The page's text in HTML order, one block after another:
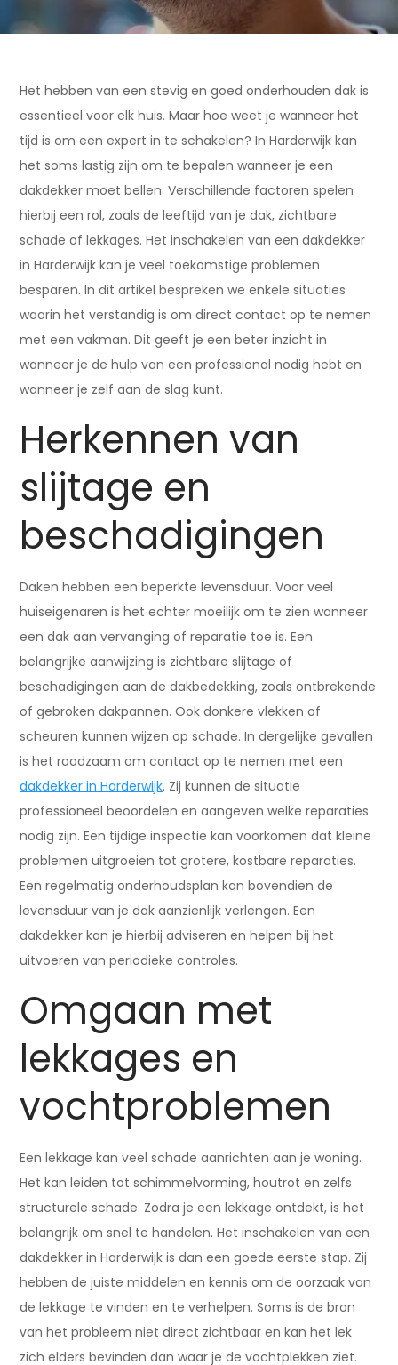
Het hebben van een stevig en goed onderhouden dak is
essentieel voor elk huis. Maar hoe weet je wanneer het
tijd is om een expert in te schakelen? In Harderwijk kan
het soms lastig zijn om te bepalen wanneer je een
dakdekker moet bellen. Verschillende factoren spelen
hierbij een rol, zoals de leeftijd van je dak, zichtbare
schade of lekkages. Het inschakelen van een dakdekker
in Harderwijk kan je veel toekomstige problemen
besparen. In dit artikel bespreken we enkele situaties
waarin het verstandig is om direct contact op te nemen
met een vakman. Dit geeft je een beter inzicht in
wanneer je de hulp van een professional nodig hebt en
wanneer je zelf aan de slag kunt.
Herkennen van
slijtage en
beschadigingen
Daken hebben een beperkte levensduur. Voor veel
huiseigenaren is het echter moeilijk om te zien wanneer
een dak aan vervanging of reparatie toe is. Een
belangrijke aanwijzing is zichtbare slijtage of
beschadigingen aan de dakbedekking, zoals ontbrekende
of gebroken dakpannen. Ook donkere vlekken of
scheuren kunnen wijzen op schade. In dergelijke gevallen
is het raadzaam om contact op te nemen met een
dakdekker in Harderwijk. Zij kunnen de situatie
professioneel beoordelen en aangeven welke reparaties
nodig zijn. Een tijdige inspectie kan voorkomen dat kleine
problemen uitgroeien tot grotere, kostbare reparaties.
Een regelmatig onderhoudsplan kan bovendien de
levensduur van je dak aanzienlijk verlengen. Een
dakdekker kan je hierbij adviseren en helpen bij het
uitvoeren van periodieke controles.
Omgaan met
lekkages en
vochtproblemen
Een lekkage kan veel schade aanrichten aan je woning.
Het kan leiden tot schimmelvorming, houtrot en zelfs
structurele schade. Zodra je een lekkage ontdekt, is het
belangrijk om snel te handelen. Het inschakelen van een
dakdekker in Harderwijk is dan een goede eerste stap. Zij
hebben de juiste middelen en kennis om de oorzaak van
de lekkage te vinden en te verhelpen. Soms is de bron
van het probleem niet direct zichtbaar en kan het lek
zich elders bevinden dan waar je de vochtplekken ziet.